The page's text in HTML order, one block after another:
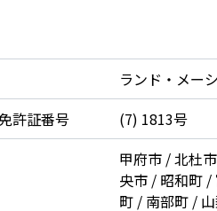
ランド・メー
許証番号
(7) 1813号
甲府市 / 北杜
央市 / 昭和町
町 / 南部町 /